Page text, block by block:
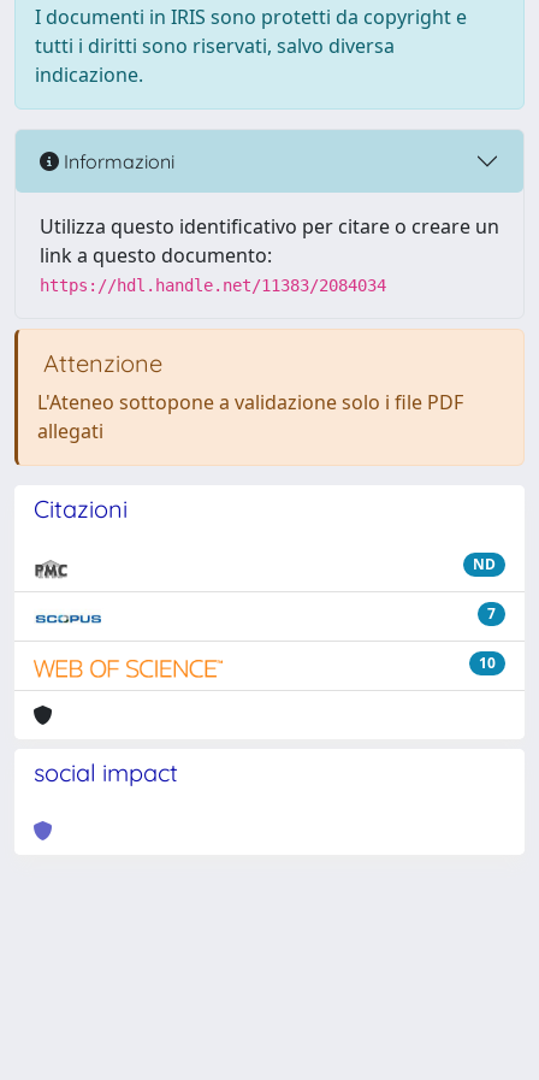
I documenti in IRIS sono protetti da copyright e
tutti i diritti sono riservati, salvo diversa
indicazione.
Informazioni
Utilizza questo identificativo per citare o creare un
link a questo documento:
https://hdl.handle.net/11383/2084034
Attenzione
L'Ateneo sottopone a validazione solo i file PDF
allegati
Citazioni
ND
7
10
social impact